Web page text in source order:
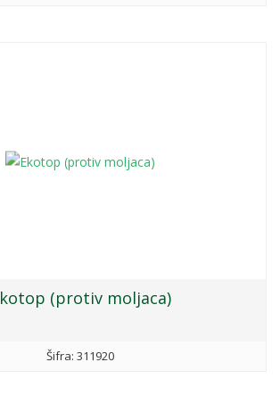
(protiv moljaca)
Šifra: 311920